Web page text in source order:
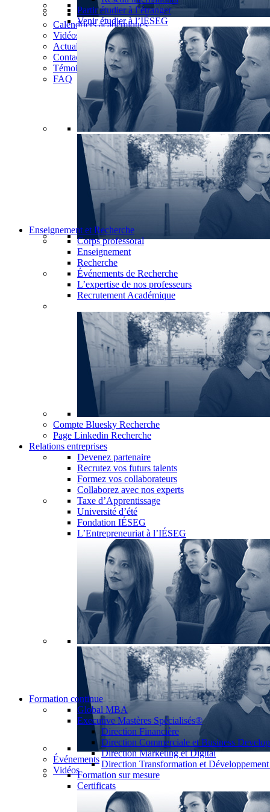
Calendriers académiques
Vidéos
Actualités
Contact
Témoignages
FAQ
Partir étudier à l’étranger
Venir étudier à l’IÉSEG
Enseignement et Recherche
Corps professoral
Enseignement
Recherche
Événements de Recherche
L’expertise de nos professeurs
Recrutement Académique
Compte Bluesky Recherche
Page Linkedin Recherche
Relations entreprises
Devenez partenaire
Recrutez vos futurs talents
Formez vos collaborateurs
Collaborez avec nos experts
Taxe d’Apprentissage
Université d’été
Fondation IÉSEG
L’Entrepreneuriat à l’IÉSEG
Événements
Vidéos
Formation continue
Global MBA
Executive Mastères Spécialisés®
Direction Financière
Direction Commerciale et Business
Direction Marketing et Digital
Direction Transformation et
Formation sur mesure
Certificats